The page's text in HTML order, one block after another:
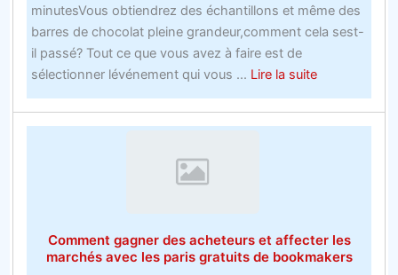
les
plus
grands
sites
de
paris
minutesVous obtiendrez des échantillons et même des
barres de chocolat pleine grandeur,comment cela sest-
il passé? Tout ce que vous avez à faire est de
sélectionner lévénement qui vous ... Lire la suiteabout
améliorer
ligne
Nba
Comment gagner des acheteurs et affecter les
marchés avec les paris gratuits de bookmakers